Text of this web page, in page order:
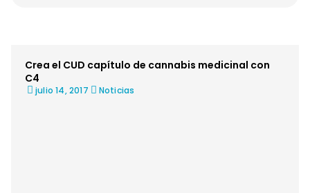
Crea el CUD capítulo de cannabis medicinal con
C4
julio 14, 2017 Noticias